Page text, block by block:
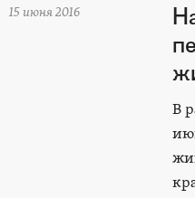
15 июня 2016
В